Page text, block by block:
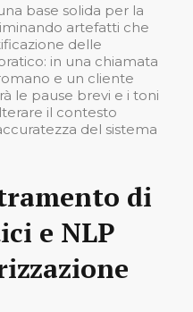
base solida per la
artefatti che
delle
in una chiamata
e un cliente
le pause brevi e i toni
il contesto
del sistema
di
e NLP